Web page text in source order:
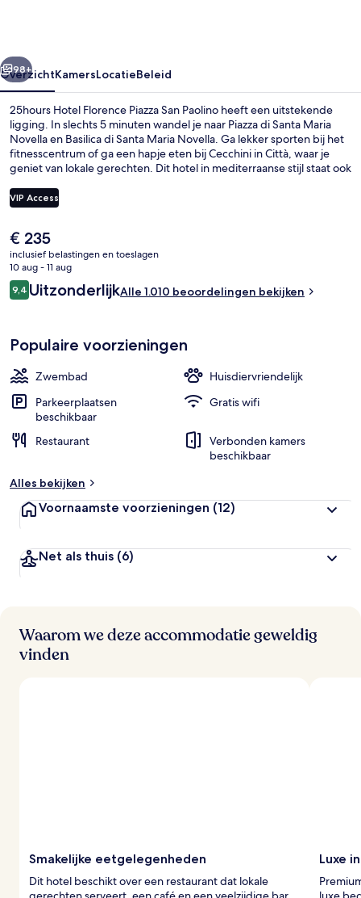
Volgende
98+
OverzichtKamersLocatieBeleid
25hours Hotel Florence Piazza San Paolino heeft een uitstekende
ligging. In slechts 5 minuten wandel je naar Piazza di Santa Maria
Novella en Basilica di Santa Maria Novella. Ga lekker sporten bij het
fitnesscentrum of ga een hapje eten bij Cecchini in Città, waar je
geniet van lokale gerechten. Dit hotel in mediterraanse stijl staat ook
seizoensgebonden buitenzwembad en een snackbar/deli. Andere
reizigers zijn erg te spreken over het behulpzame personeel en het
openbaar vervoer: het is 5 minuten lopen naar Tramhalte Unità en 6
minuten naar Alamanni - Stazione Santa Maria Novella Tramhalte.
VIP Access
De
huidige
prijs
is
€ 235
€ 235
inclusief belastingen en toeslagen
10 aug - 11 aug
Beoordelingen
9,49,4 op 10 –
UitzonderlijkAlle 1.010 beoordelingen bekijken
Populaire voorzieningen
Zwembad
Huisdiervriendelijk
Parkeerplaatsen
beschikbaar
Gratis wifi
Restaurant
Verbonden kamers
beschikbaar
Alles bekijken
Voornaamste voorzieningen (12)
Net als thuis (6)
Waarom we deze accommodatie geweldig
vinden
Smakelijke eetgelegenheden
Dit hotel beschikt over een restaurant dat lokale
Luxe